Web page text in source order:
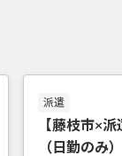
派遣
【藤枝市×
（日勤のみ）